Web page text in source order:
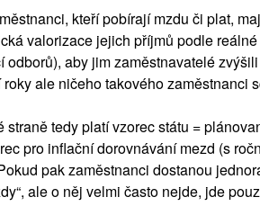
kteří pobírají mzdu či plat,
valorizace jejich příjmů podle
odborů), aby jim zaměstnavatelé
ale ničeho takového zaměstnanci
straně tedy platí vzorec státu =
pro inflační dorovnávání mezd (s
pak zaměstnanci dostanou
ale o něj velmi často nejde, jde